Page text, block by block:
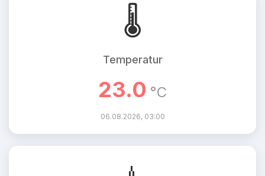
🌡️
Temperatur
23.0 °C
06.08.2026, 03:00